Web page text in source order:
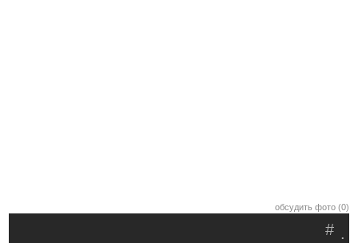
обсудить фото (0)
.
#